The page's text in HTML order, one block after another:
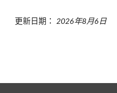
更新日期： 2026年8月6日